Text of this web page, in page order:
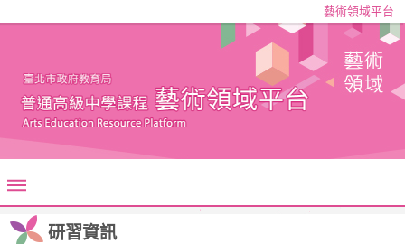
藝術領域平台
研習資訊